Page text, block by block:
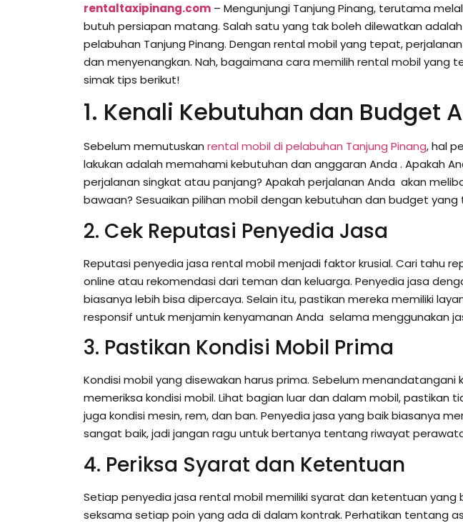
rentaltaxipinang.com – Mengunjungi Tanjung Pinang, terutama
butuh persiapan matang. Salah satu yang tak boleh dilewatkan
pelabuhan Tanjung Pinang. Dengan rental mobil yang tepat,
dan menyenangkan. Nah, bagaimana cara memilih rental mobil yang
simak tips berikut!
1. Kenali Kebutuhan dan Budget
Sebelum memutuskan rental mobil di pelabuhan Tanjung Pinang, hal
lakukan adalah memahami kebutuhan dan anggaran Anda . Apakah
perjalanan singkat atau panjang? Apakah perjalanan Anda akan
bawaan? Sesuaikan pilihan mobil dengan kebutuhan dan budget
2. Cek Reputasi Penyedia Jasa
Reputasi penyedia jasa rental mobil menjadi faktor krusial. Cari tahu
online atau rekomendasi dari teman dan keluarga. Penyedia jasa
biasanya lebih bisa dipercaya. Selain itu, pastikan mereka memiliki
responsif untuk menjamin kenyamanan Anda selama menggunakan
3. Pastikan Kondisi Mobil Prima
Kondisi mobil yang disewakan harus prima. Sebelum menandatangani
memeriksa kondisi mobil. Lihat bagian luar dan dalam mobil, pastikan
juga kondisi mesin, rem, dan ban. Penyedia jasa yang baik biasanya
sangat baik, jadi jangan ragu untuk bertanya tentang riwayat
4. Periksa Syarat dan Ketentuan
Setiap penyedia jasa rental mobil memiliki syarat dan ketentuan yang
seksama setiap poin yang ada di dalam kontrak. Perhatikan tentang